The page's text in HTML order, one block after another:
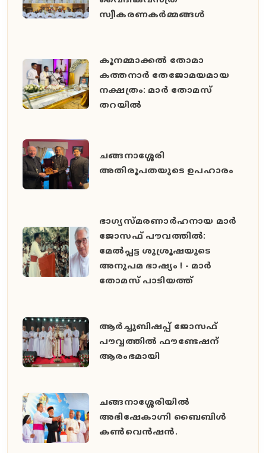
സ്വീകരണകർമ്മങ്ങൾ
കൂനമ്മാക്കൽ തോമാ
കത്തനാർ തേജോമയമായ
നക്ഷത്രം: മാർ തോമസ്
തറയിൽ
ചങ്ങനാശ്ശേരി
അതിരൂപതയുടെ ഉപഹാരം
ഭാഗ്യസ്മരണാർഹനായ മാർ
ജോസഫ് പൗവത്തിൽ:
മേൽപ്പട്ട ശുശ്രൂഷയുടെ
അനുപമ ഭാഷ്യം ! - മാർ
തോമസ് പാടിയത്ത്
ആർച്ചുബിഷപ്പ് ജോസഫ്
പൗവ്വത്തിൽ ഫൗണ്ടേഷന്
ആരംഭമായി
ചങ്ങനാശ്ശേരിയിൽ
അഭിഷേകാഗ്നി ബൈബിൾ
കൺവെൻഷൻ.